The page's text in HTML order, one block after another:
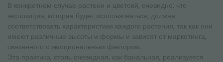
В конкретном случае растени и цветовй, очевидно, что
экспозиция, которая будет использоваться, должна
соответствовать характеристики каждого растения, так как они
имеют различные высоты и формы и зависят от маркетинга,
связанного с эмоциональным фактором.
Эта практика, столь очевидная, как банальная, реализуется